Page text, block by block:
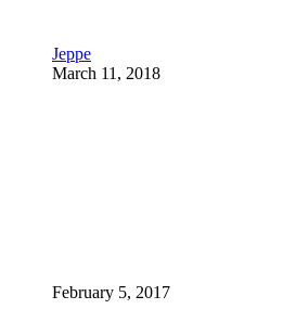
Jeppe
March 11, 2018
February 5, 2017